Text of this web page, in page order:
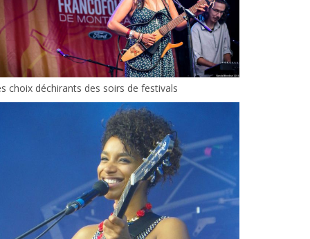
choix déchirants des soirs de festivals